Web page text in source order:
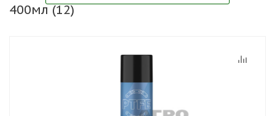
400мл (12)